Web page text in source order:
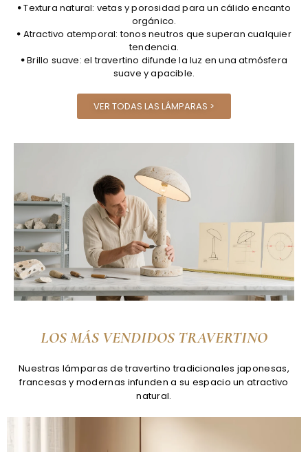
ꔷ Textura natural: vetas y porosidad para un cálido encanto
orgánico.
ꔷ Atractivo atemporal: tonos neutros que superan cualquier
tendencia.
ꔷ Brillo suave: el travertino difunde la luz en una atmósfera
suave y apacible.
VER TODAS LAS LÁMPARAS >
LOS MÁS VENDIDOS TRAVERTINO
Nuestras lámparas de travertino tradicionales japonesas,
francesas y modernas infunden a su espacio un atractivo
natural.